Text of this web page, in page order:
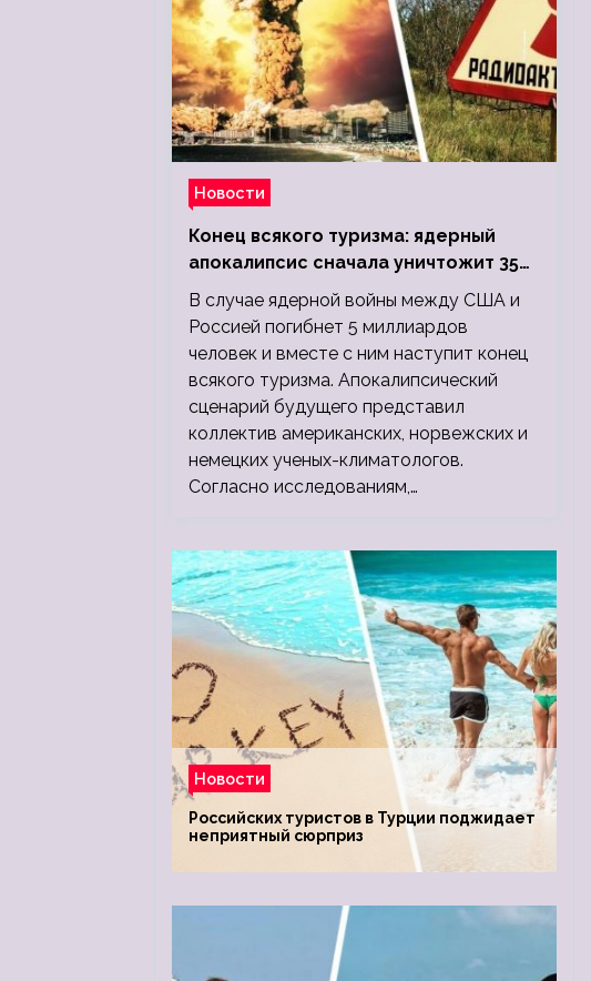
Новости
Конец всякого туризма: ядерный
апокалипсис сначала уничтожит 350
миллионов, а потом 5 миллиардов
людей
В случае ядерной войны между США и
Россией погибнет 5 миллиардов
человек и вместе с ним наступит конец
всякого туризма. Апокалипсический
сценарий будущего представил
коллектив американских, норвежских и
немецких ученых-климатологов.
Согласно исследованиям,…
Новости
Российских туристов в Турции поджидает
неприятный сюрприз